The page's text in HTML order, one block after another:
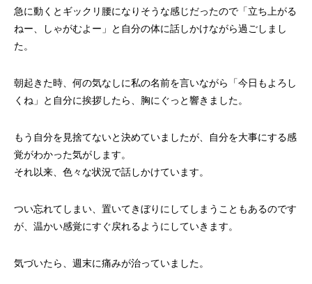
急に動くとギックリ腰になりそうな感じだったので「立ち上がる
ねー、しゃがむよー」と自分の体に話しかけながら過ごしまし
た。
朝起きた時、何の気なしに私の名前を言いながら「今日もよろし
くね」と自分に挨拶したら、胸にぐっと響きました。
もう自分を見捨てないと決めていましたが、自分を大事にする感
覚がわかった気がします。
それ以来、色々な状況で話しかけています。
つい忘れてしまい、置いてきぼりにしてしまうこともあるのです
が、温かい感覚にすぐ戻れるようにしていきます。
気づいたら、週末に痛みが治っていました。